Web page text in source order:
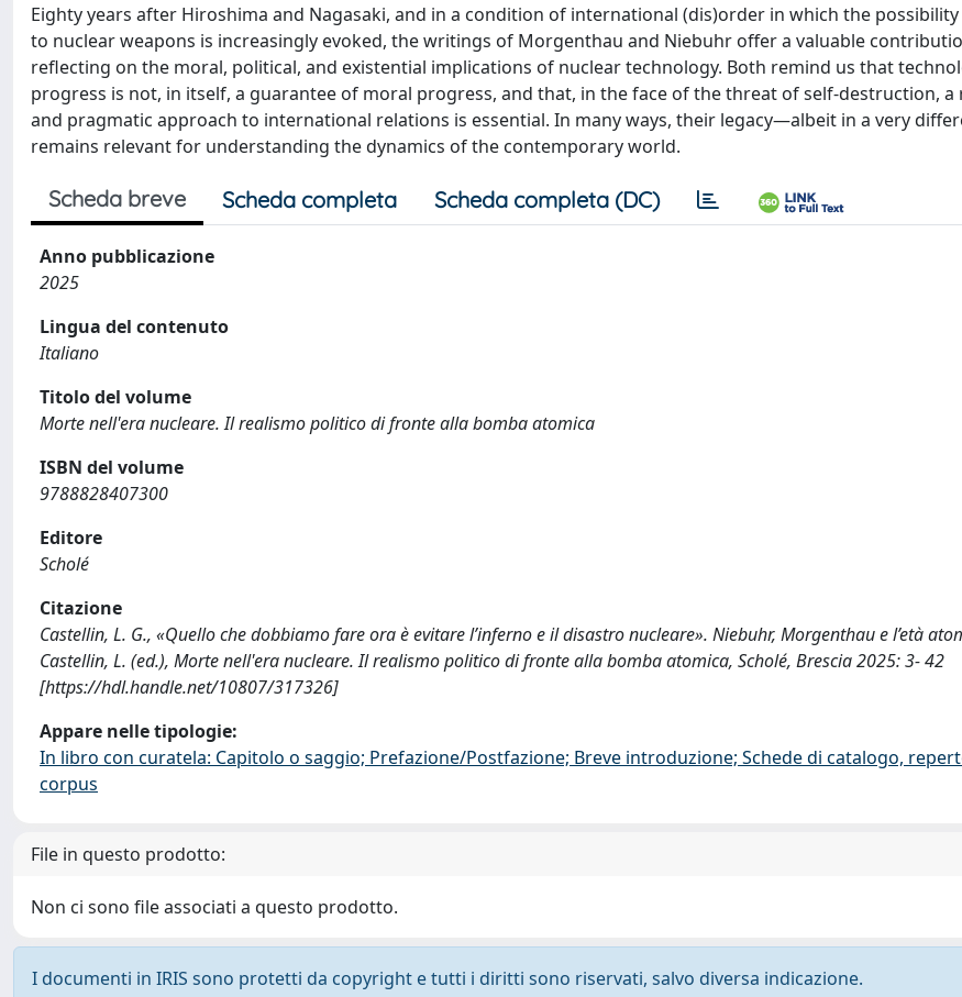
Eighty years after Hiroshima and Nagasaki, and in a condition of international (dis)order in which the
to nuclear weapons is increasingly evoked, the writings of Morgenthau and Niebuhr offer a valuable
reflecting on the moral, political, and existential implications of nuclear technology. Both remind us that
progress is not, in itself, a guarantee of moral progress, and that, in the face of the threat of self-destruction, a
and pragmatic approach to international relations is essential. In many ways, their legacy—albeit in a very
remains relevant for understanding the dynamics of the contemporary world.
Scheda breve Scheda completa Scheda completa (DC)
Anno pubblicazione
2025
Lingua del contenuto
Italiano
Titolo del volume
Morte nell'era nucleare. Il realismo politico di fronte alla bomba atomica
ISBN del volume
9788828407300
Editore
Scholé
Citazione
Castellin, L. G., «Quello che dobbiamo fare ora è evitare l’inferno e il disastro nucleare». Niebuhr, Morgenthau e l’età
Castellin, L. (ed.), Morte nell'era nucleare. Il realismo politico di fronte alla bomba atomica, Scholé, Brescia 2025: 3- 42
[https://hdl.handle.net/10807/317326]
Appare nelle tipologie:
In libro con curatela: Capitolo o saggio; Prefazione/Postfazione; Breve introduzione; Schede di catalogo,
corpus
File in questo prodotto:
Non ci sono file associati a questo prodotto.
I documenti in IRIS sono protetti da copyright e tutti i diritti sono riservati, salvo diversa indicazione.